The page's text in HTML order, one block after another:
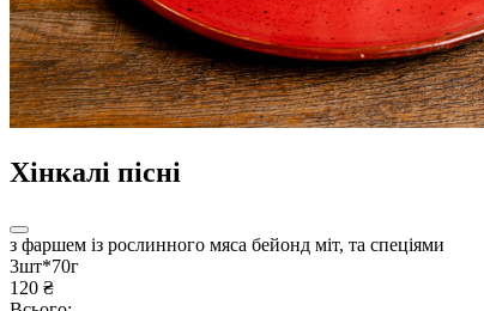
Хінкалі пісні
з фаршем із рослинного мяса бейонд міт, та спеціями
3шт*70г
120 ₴